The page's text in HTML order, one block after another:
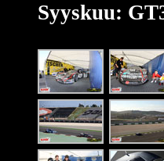
Syyskuu: